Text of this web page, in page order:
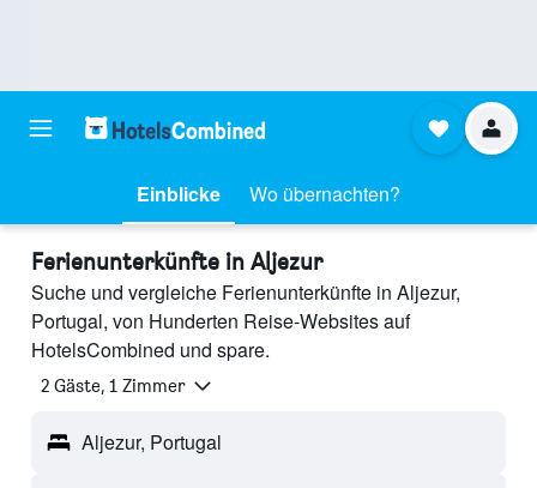
Einblicke Wo übernachten?
Ferienunterkünfte in Aljezur
Suche und vergleiche Ferienunterkünfte in Aljezur,
Portugal, von Hunderten Reise-Websites auf
HotelsCombined und spare.
2 Gäste, 1 Zimmer
Aljezur, Portugal